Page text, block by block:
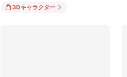
3Dキャラクター